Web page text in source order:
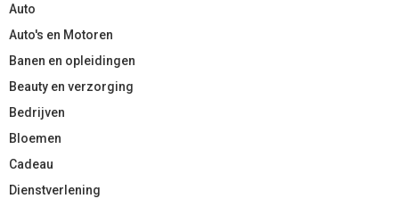
Auto
Auto's en Motoren
Banen en opleidingen
Beauty en verzorging
Bedrijven
Bloemen
Cadeau
Dienstverlening